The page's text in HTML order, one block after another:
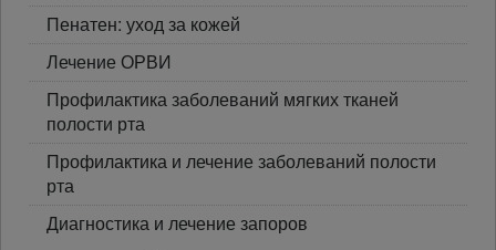
Пенатен: уход за кожей
Лечение ОРВИ
Профилактика заболеваний мягких тканей
полости рта
Профилактика и лечение заболеваний полости
рта
Диагностика и лечение запоров